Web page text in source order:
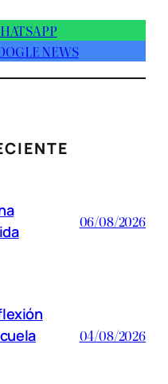
NEWS
06/08/2026
04/08/2026